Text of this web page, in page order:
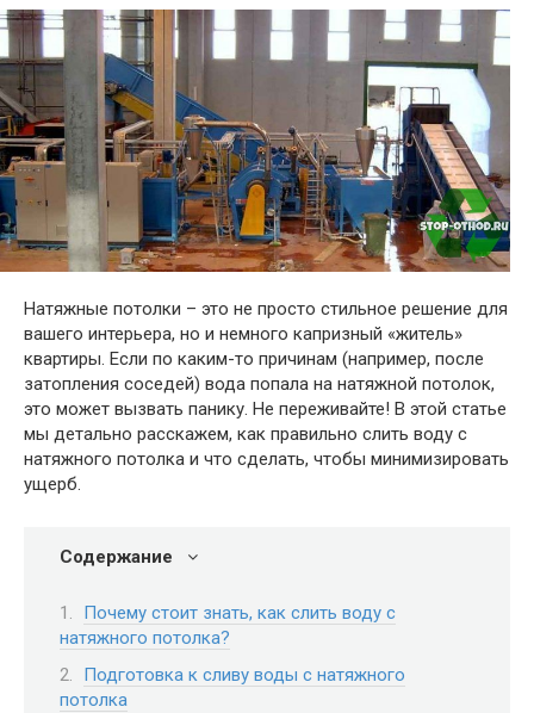
Натяжные потолки – это не просто стильное решение для
вашего интерьера, но и немного капризный «житель»
квартиры. Если по каким-то причинам (например, после
затопления соседей) вода попала на натяжной потолок,
это может вызвать панику. Не переживайте! В этой статье
мы детально расскажем, как правильно слить воду с
натяжного потолка и что сделать, чтобы минимизировать
ущерб.
Содержание
Почему стоит знать, как слить воду с
натяжного потолка?
Подготовка к сливу воды с натяжного
потолка